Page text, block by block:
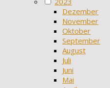
Dezember
November
Oktober
September
August
Juli
Juni
Mai